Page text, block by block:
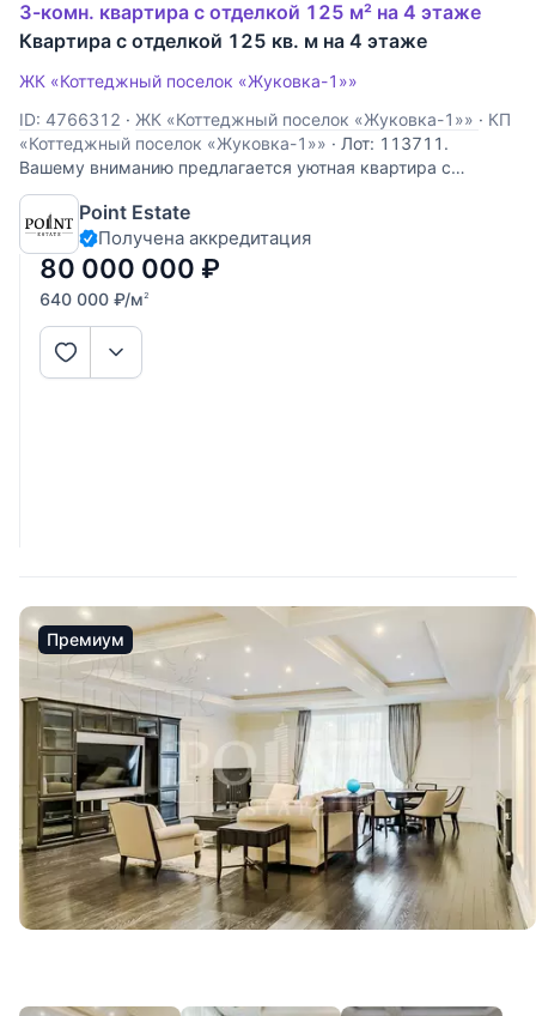
3-комн. квартира с отделкой 125 м² на 4 этаже
Квартира с отделкой 125 кв. м на 4 этаже
ЖК «Коттеджный поселок «Жуковка-1»»
ID: 4766312 · ЖК «Коттеджный поселок «Жуковка-1»» · КП
«Коттеджный поселок «Жуковка-1»» · Лот: 113711.
Вашему вниманию предлагается уютная квартира с
дизайнерским ремонтом в Жуковке. Просторные и
светлые помещения включают в себя: кухню-столовую,
гостиную, столовую и две спальни, одна из которых
оборудована гардеробной и отдельным
Point Estate
Получена аккредитация
80 000 000 ₽
640 000 ₽/м2
Премиум